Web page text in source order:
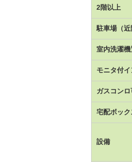
2階以上
駐車場（近
室内洗濯
モニタ付
ガスコンロ
宅配ボック
設備